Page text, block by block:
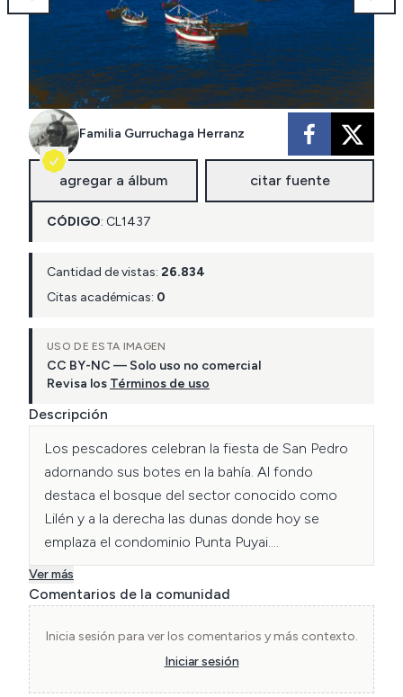
Familia Gurruchaga Herranz
agregar a álbum citar fuente
CÓDIGO: CL1437
Cantidad de vistas: 26.834
Citas académicas: 0
USO DE ESTA IMAGEN
CC BY-NC — Solo uso no comercial
Revisa los Términos de uso
Descripción
Los pescadores celebran la fiesta de San Pedro
adornando sus botes en la bahía. Al fondo
destaca el bosque del sector conocido como
Lilén y a la derecha las dunas donde hoy se
emplaza el condominio Punta Puyai.
Aporte Familia Gurruchaga, Archivo Enterreno.
Ver más
Comentarios de la comunidad
Inicia sesión para ver los comentarios y más contexto.
Iniciar sesión